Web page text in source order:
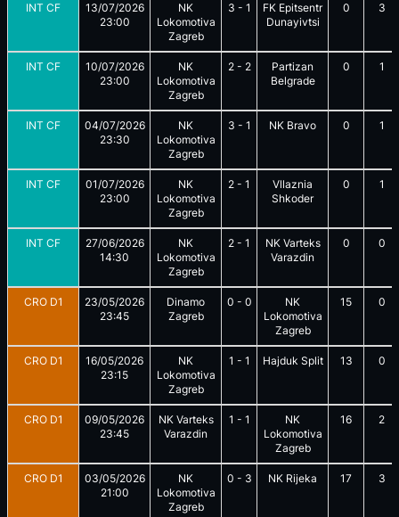
INT CF
13/07/2026
23:00
NK
Lokomotiva
Zagreb
3 - 1
FK Epitsentr
Dunayivtsi
0 3
INT CF
10/07/2026
23:00
NK
Lokomotiva
Zagreb
2- 2
Partizan
Belgrade
0 1
INT CF
04/07/2026
23:30
NK
Lokomotiva
Zagreb
3 - 1 NK Bravo 0 1
INT CF
01/07/2026
23:00
NK
Lokomotiva
Zagreb
2 - 1
Vllaznia
Shkoder
0 1
INT CF
27/06/2026
14:30
NK
Lokomotiva
Zagreb
2 - 1
NK Varteks
Varazdin
0 0
CRO D1
23/05/2026
23:45
Dinamo
Zagreb
0 - 0
NK
Lokomotiva
Zagreb
15 0
CRO D1
16/05/2026
23:15
NK
Lokomotiva
Zagreb
1 - 1 Hajduk Split 13 0
CRO D1
09/05/2026
23:45
NK Varteks
Varazdin
1 - 1
NK
Lokomotiva
Zagreb
16 2
CRO D1
03/05/2026
21:00
NK
Lokomotiva
Zagreb
0 - 3 NK Rijeka 17 3